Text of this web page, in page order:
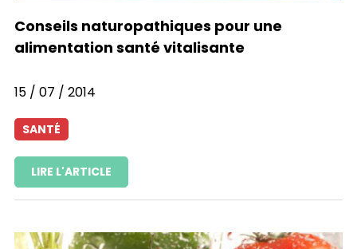
Conseils naturopathiques pour une
alimentation santé vitalisante
15 / 07 / 2014
SANTÉ
LIRE L'ARTICLE